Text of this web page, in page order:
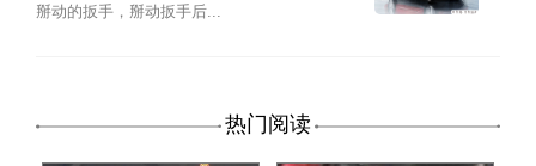
掰动的扳手，掰动扳手后...
热门阅读